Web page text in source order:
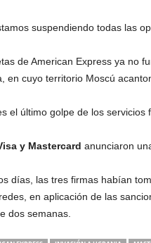
suspendiendo todas las
de American Express ya no
en cuyo territorio Moscú
el último golpe de los servicios
y Mastercard anunciaron
días, las tres firmas habían
en aplicación de las
dos semanas.